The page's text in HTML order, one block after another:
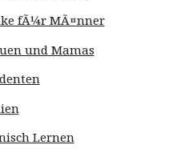
fÃ¼r MÃ¤nner
und Mamas
Lernen